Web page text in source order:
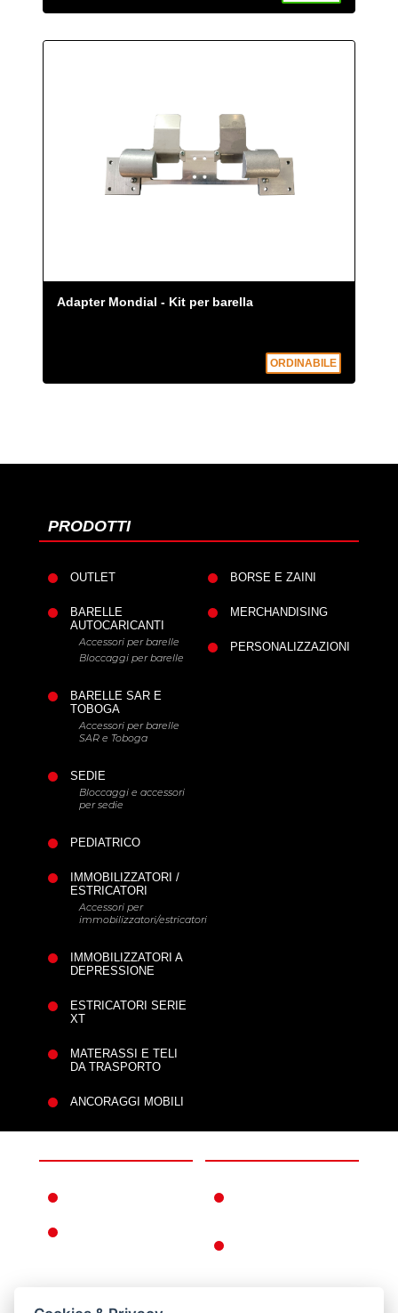
Adapter Mondial - Kit per barella
ORDINABILE
PRODOTTI
OUTLET
BARELLE
AUTOCARICANTI
Accessori per barelle
Bloccaggi per barelle
BARELLE SAR E
TOBOGA
Accessori per barelle
SAR e Toboga
SEDIE
Bloccaggi e accessori
per sedie
PEDIATRICO
IMMOBILIZZATORI /
ESTRICATORI
Accessori per
immobilizzatori/estricatori
IMMOBILIZZATORI A
DEPRESSIONE
ESTRICATORI SERIE
XT
MATERASSI E TELI
DA TRASPORTO
ANCORAGGI MOBILI
BORSE E ZAINI
MERCHANDISING
PERSONALIZZAZIONI